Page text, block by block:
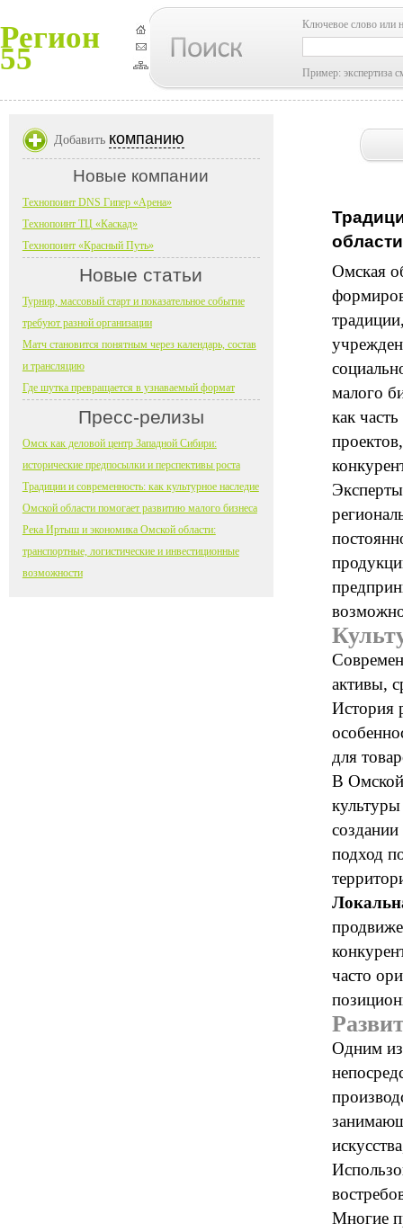
Регион
55
Ключевое слово или
Пример: экспертиза
Омская
малого
как
активы,
История
для
В Омской
подход
часто
Одним из
Многие
Добавить компанию
Новые компании
Технопоинт DNS Гипер «Арена»
Технопоинт ТЦ «Каскад»
Технопоинт «Красный Путь»
Новые статьи
Турнир, массовый старт и показательное событие
требуют разной организации
Матч становится понятным через календарь, состав
и трансляцию
Где шутка превращается в узнаваемый формат
Пресс-релизы
Омск как деловой центр Западной Сибири:
исторические предпосылки и перспективы роста
Традиции и современность: как культурное наследие
Омской области помогает развитию малого бизнеса
Река Иртыш и экономика Омской области:
транспортные, логистические и инвестиционные
возможности